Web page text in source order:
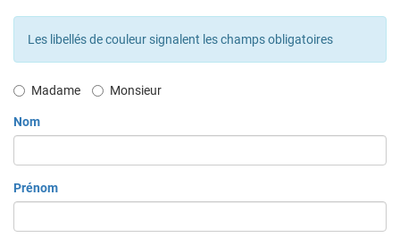
Les libellés de couleur signalent les champs obligatoires
CivilitéMadame Monsieur
Nom
Prénom